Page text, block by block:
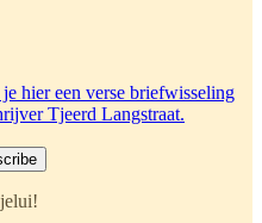
hier een verse briefwisseling
Tjeerd Langstraat.